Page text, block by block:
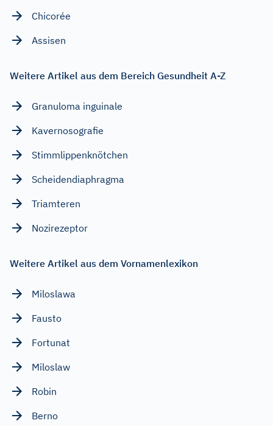
Chicorée
Assisen
Weitere Artikel aus dem Bereich Gesundheit A-Z
Granuloma inguinale
Kavernosografie
Stimmlippenknötchen
Scheidendiaphragma
Triamteren
Nozirezeptor
Weitere Artikel aus dem Vornamenlexikon
Miloslawa
Fausto
Fortunat
Miloslaw
Robin
Berno